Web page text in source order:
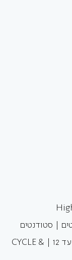
מספר מתאמנים: PILATES עד 14 | GYM עד 12 | CYCLE &